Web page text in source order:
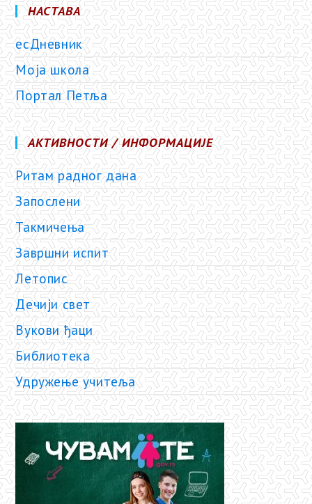
НАСТАВА
есДневник
Моја школа
Портал Петља
АКТИВНОСТИ / ИНФОРМАЦИЈЕ
Ритам радног дана
Запослени
Такмичења
Завршни испит
Летопис
Дечији свет
Вукови ђаци
Библиотека
Удружење учитеља